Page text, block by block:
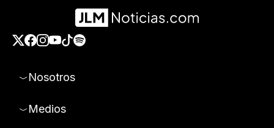
Nosotros
Medios